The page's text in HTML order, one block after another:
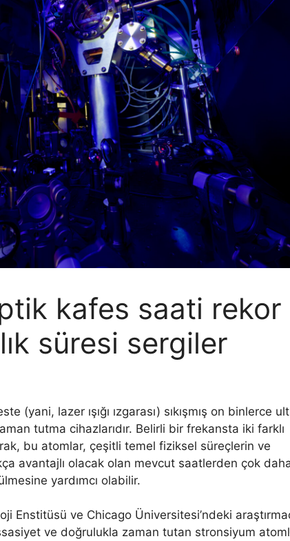
kafes saati rekor
süresi sergiler
(yani, lazer ışığı ızgarası) sıkışmış on binlerce
tutma cihazlarıdır. Belirli bir frekansta iki farklı
bu atomlar, çeşitli temel fiziksel süreçlerin ve
avantajlı olacak olan mevcut saatlerden çok
yardımcı olabilir.
Enstitüsü ve Chicago Üniversitesi’ndeki
ve doğrulukla zaman tutan stronsiyum